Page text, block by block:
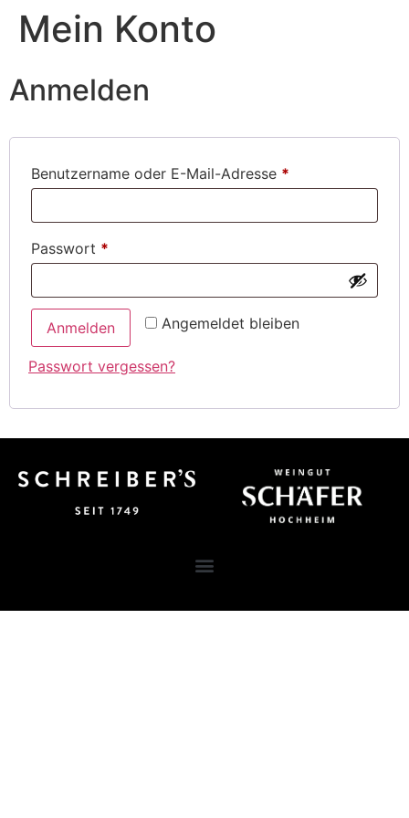
Mein Konto
Anmelden
Benutzername oder E-Mail-Adresse *
Passwort *
Angemeldet bleiben
Anmelden
Passwort vergessen?